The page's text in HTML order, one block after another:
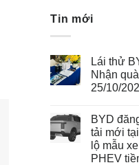
Tin mới
Lái thử
Nhận
25/10/
BYD
tải mới
lộ mẫu
PHEV